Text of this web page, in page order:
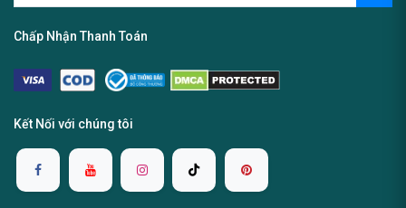
Chấp Nhận Thanh Toán
Kết Nối với chúng tôi